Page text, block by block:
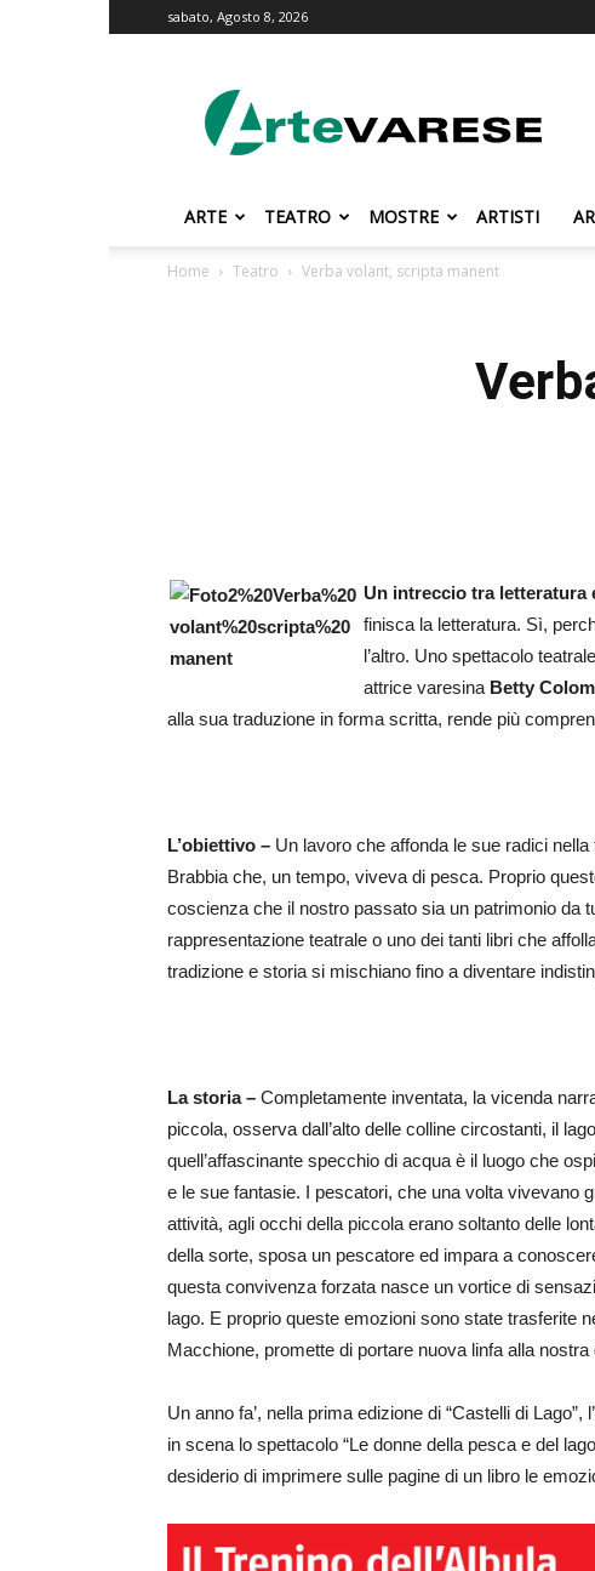
sabato, Agosto 8, 2026
ARTE TEATRO MOSTRE ARTISTI
Home Teatro Verba volant, scripta manent
Un intreccio tra letteratura
finisca la letteratura. Sì,
l’altro. Uno spettacolo
attrice varesina Betty
alla sua traduzione in forma scritta, rende più
L’obiettivo – Un lavoro che affonda le sue radici
Brabbia che, un tempo, viveva di pesca. Proprio
coscienza che il nostro passato sia un patrimonio da
rappresentazione teatrale o uno dei tanti libri che
tradizione e storia si mischiano fino a diventare
La storia – Completamente inventata, la vicenda
piccola, osserva dall’alto delle colline circostanti, il
quell’affascinante specchio di acqua è il luogo che
e le sue fantasie. I pescatori, che una volta vivevano
attività, agli occhi della piccola erano soltanto delle
della sorte, sposa un pescatore ed impara a
questa convivenza forzata nasce un vortice di
lago. E proprio queste emozioni sono state trasferite
Macchione, promette di portare nuova linfa alla nostra
Un anno fa’, nella prima edizione di “Castelli di
in scena lo spettacolo “Le donne della pesca e del
desiderio di imprimere sulle pagine di un libro le